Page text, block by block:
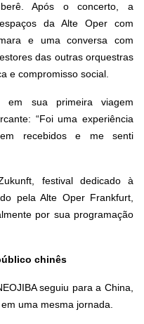
Após o concerto, a
da Alte Oper com
e uma conversa com
das outras orquestras
e compromisso social.
em sua primeira viagem
“Foi uma experiência
recebidos e me senti
festival dedicado à
pela Alte Oper Frankfurt,
por sua programação
chinês
seguiu para a China,
uma mesma jornada.